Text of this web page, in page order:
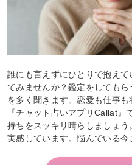
誰にも言えずにひとりで抱え
てみませんか？鑑定をしても
を多く聞きます。恋愛も仕事も
『チャット占いアプリCallat
持ちをスッキリ晴らしましょ
実感しています。悩んでいる今